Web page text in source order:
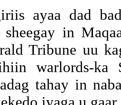
ayaa dad
sheegay in
Tribune uu
warlords-ka
tahay in